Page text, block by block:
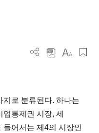
지로 분류된다. 하나는
통제권 시장, 세
들어서는 제4의 시장인